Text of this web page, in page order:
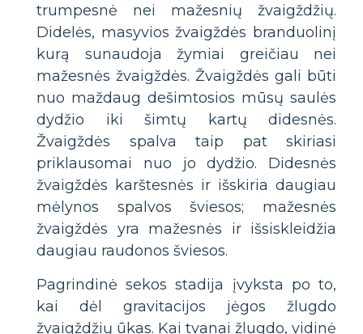
trumpesnė nei mažesnių žvaigždžių.
Didelės, masyvios žvaigždės branduolinį
kurą sunaudoja žymiai greičiau nei
mažesnės žvaigždės. Žvaigždės gali būti
nuo maždaug dešimtosios mūsų saulės
dydžio iki šimtų kartų didesnės.
Žvaigždės spalva taip pat skiriasi
priklausomai nuo jo dydžio. Didesnės
žvaigždės karštesnės ir išskiria daugiau
mėlynos spalvos šviesos; mažesnės
žvaigždės yra mažesnės ir išsiskleidžia
daugiau raudonos šviesos.
Pagrindinė sekos stadija įvyksta po to,
kai dėl gravitacijos jėgos žlugdo
žvaigždžių ūkas. Kai tvanai žlugdo, vidinė